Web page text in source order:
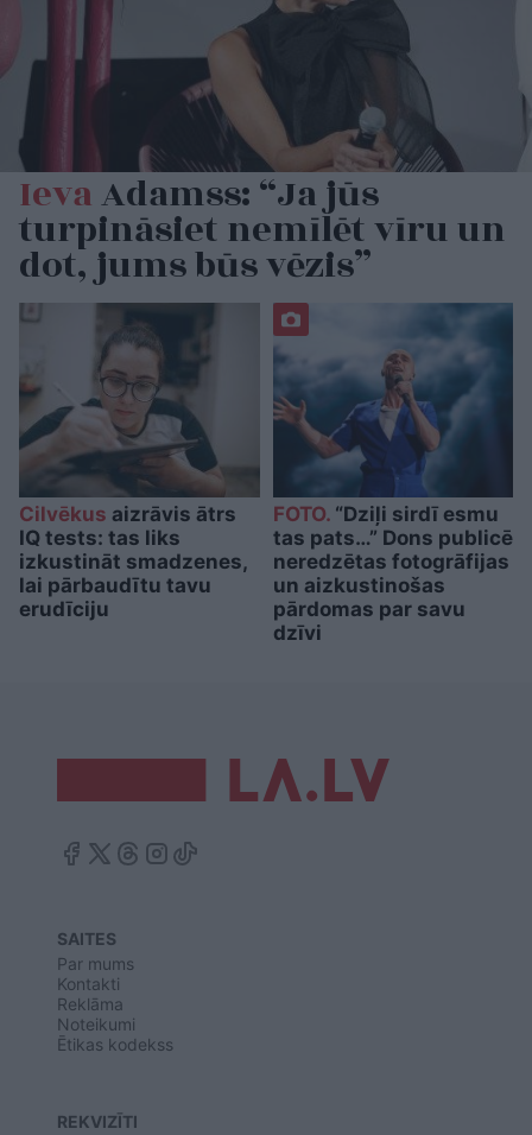
IevaAdamss: “Ja jūs
turpināsiet nemīlēt vīru un
dot, jums būs vēzis”
Cilvēkus aizrāvis ātrs
IQ tests: tas liks
izkustināt smadzenes,
lai pārbaudītu tavu
erudīciju
FOTO.“Dziļi sirdī esmu
tas pats…” Dons publicē
neredzētas fotogrāfijas
un aizkustinošas
pārdomas par savu
dzīvi
SAITES
Par mums
Kontakti
Reklāma
Noteikumi
Ētikas kodekss
REKVIZĪTI